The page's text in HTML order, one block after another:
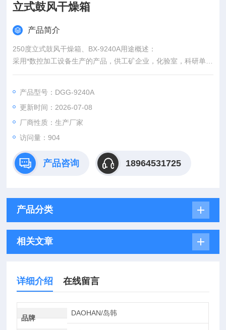
立式鼓风干燥箱
产品简介
250度立式鼓风干燥箱、BX-9240A用途概述：
采用*数控加工设备生产的产品，供工矿企业，化验室，科研单位
等作干燥，烘焙熔蜡，灭菌用。
●箱体内均采用镜面不锈钢氩弧焊制作而成，箱体外采用优质钢
板，造型美观，新颖。
●彩具有控温保护，数字显示的微电脑温度控制器，带有定时功
能，控温精确可靠。
产品型号：DGG-9240A
更新时间：2026-07-08
厂商性质：生产厂家
访问量：904
产品咨询 18964531725
产品分类
相关文章
详细介绍 在线留言
品牌
DAOHAN/岛韩